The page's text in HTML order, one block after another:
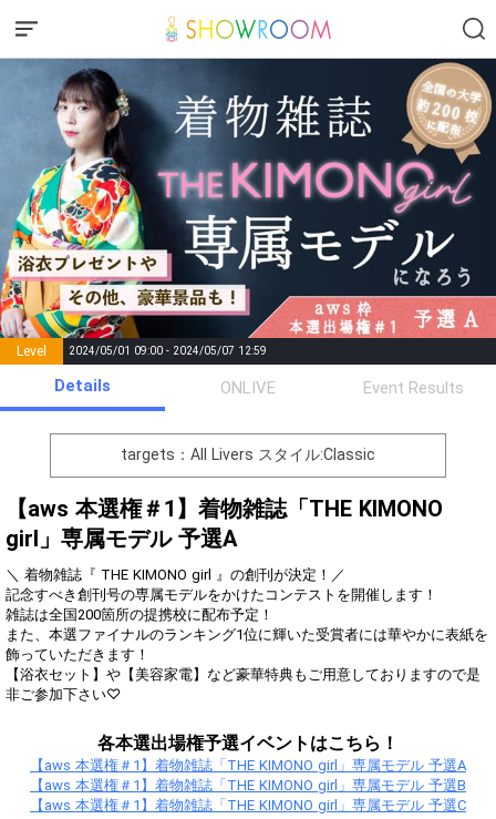
Level 2024/05/01 09:00 - 2024/05/07 12:59
Points List of Goal
number of
positions
Rema
0 Event Begins!
オリジナルアバター制作権獲
得！
Gifting
Throw gifts to the stage and join
the live performance.
First, try throwing free Stars
(once a day)! You can also charge
Show Gold to purchase gifts
(available from 1 JPY)! When you
continue to send gifts to the
popularity ranking and your
ranking go up.
To cheer on performers, you can
send them gifts.
To send performers paid items,
You can post comments. Please
refrain from posting comments
that may offend performers or
other users.
Details ONLIVE Event Results
targets：All Livers スタイル:Classic
【aws 本選権＃1】着物雑誌「THE KIMONO
girl」専属モデル 予選A
＼ 着物雑誌『 THE KIMONO girl 』の創刊が決定！／
記念すべき創刊号の専属モデルをかけたコンテストを開催します！
雑誌は全国200箇所の提携校に配布予定！
また、本選ファイナルのランキング1位に輝いた受賞者には華やかに表紙を
飾っていただきます！
【浴衣セット】や【美容家電】など豪華特典もご用意しておりますので是
非ご参加下さい♡
各本選出場権予選イベントはこちら！
【aws 本選権＃1】着物雑誌「THE KIMONO girl」専属モデル 予選A
【aws 本選権＃1】着物雑誌「THE KIMONO girl」専属モデル 予選B
【aws 本選権＃1】着物雑誌「THE KIMONO girl」専属モデル 予選C